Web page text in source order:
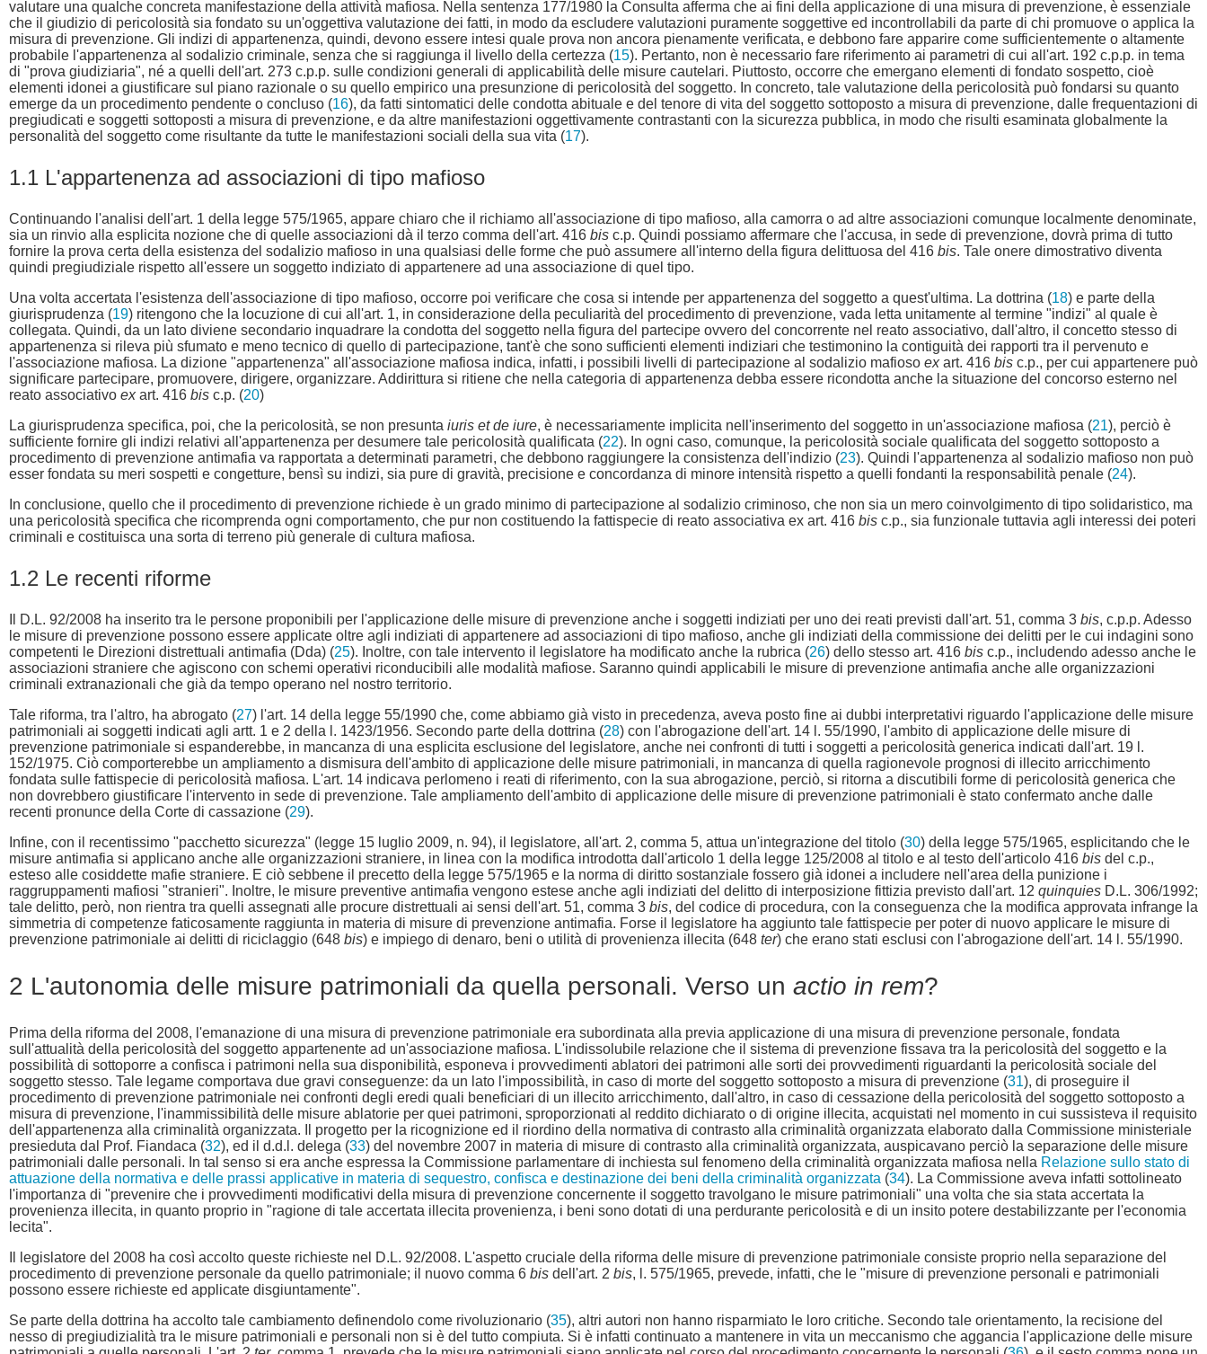
valutare una qualche concreta manifestazione della attività mafiosa. Nella sentenza 177/1980 la Consulta afferma che ai fini della applicazione di una misura di prevenzione, è essenziale
che il giudizio di pericolosità sia fondato su un'oggettiva valutazione dei fatti, in modo da escludere valutazioni puramente soggettive ed incontrollabili da parte di chi promuove o applica la
misura di prevenzione. Gli indizi di appartenenza, quindi, devono essere intesi quale prova non ancora pienamente verificata, e debbono fare apparire come sufficientemente o altamente
probabile l'appartenenza al sodalizio criminale, senza che si raggiunga il livello della certezza (15). Pertanto, non è necessario fare riferimento ai parametri di cui all'art. 192 c.p.p. in tema
di "prova giudiziaria", né a quelli dell'art. 273 c.p.p. sulle condizioni generali di applicabilità delle misure cautelari. Piuttosto, occorre che emergano elementi di fondato sospetto, cioè
elementi idonei a giustificare sul piano razionale o su quello empirico una presunzione di pericolosità del soggetto. In concreto, tale valutazione della pericolosità può fondarsi su quanto
emerge da un procedimento pendente o concluso (16), da fatti sintomatici delle condotta abituale e del tenore di vita del soggetto sottoposto a misura di prevenzione, dalle frequentazioni di
pregiudicati e soggetti sottoposti a misura di prevenzione, e da altre manifestazioni oggettivamente contrastanti con la sicurezza pubblica, in modo che risulti esaminata globalmente la
personalità del soggetto come risultante da tutte le manifestazioni sociali della sua vita (17).
1.1 L'appartenenza ad associazioni di tipo mafioso
Continuando l'analisi dell'art. 1 della legge 575/1965, appare chiaro che il richiamo all'associazione di tipo mafioso, alla camorra o ad altre associazioni comunque localmente denominate,
sia un rinvio alla esplicita nozione che di quelle associazioni dà il terzo comma dell'art. 416 bis c.p. Quindi possiamo affermare che l'accusa, in sede di prevenzione, dovrà prima di tutto
fornire la prova certa della esistenza del sodalizio mafioso in una qualsiasi delle forme che può assumere all'interno della figura delittuosa del 416 bis. Tale onere dimostrativo diventa
quindi pregiudiziale rispetto all'essere un soggetto indiziato di appartenere ad una associazione di quel tipo.
Una volta accertata l'esistenza dell'associazione di tipo mafioso, occorre poi verificare che cosa si intende per appartenenza del soggetto a quest'ultima. La dottrina (18) e parte della
giurisprudenza (19) ritengono che la locuzione di cui all'art. 1, in considerazione della peculiarità del procedimento di prevenzione, vada letta unitamente al termine "indizi" al quale è
collegata. Quindi, da un lato diviene secondario inquadrare la condotta del soggetto nella figura del partecipe ovvero del concorrente nel reato associativo, dall'altro, il concetto stesso di
appartenenza si rileva più sfumato e meno tecnico di quello di partecipazione, tant'è che sono sufficienti elementi indiziari che testimonino la contiguità dei rapporti tra il pervenuto e
l'associazione mafiosa. La dizione "appartenenza" all'associazione mafiosa indica, infatti, i possibili livelli di partecipazione al sodalizio mafioso exart. 416 bis c.p., per cui appartenere può
significare partecipare, promuovere, dirigere, organizzare. Addirittura si ritiene che nella categoria di appartenenza debba essere ricondotta anche la situazione del concorso esterno nel
reato associativo exart. 416 bis c.p. (20)
La giurisprudenza specifica, poi, che la pericolosità, se non presunta iuris et de iure, è necessariamente implicita nell'inserimento del soggetto in un'associazione mafiosa (21), perciò è
sufficiente fornire gli indizi relativi all'appartenenza per desumere tale pericolosità qualificata (22). In ogni caso, comunque, la pericolosità sociale qualificata del soggetto sottoposto a
procedimento di prevenzione antimafia va rapportata a determinati parametri, che debbono raggiungere la consistenza dell'indizio (23). Quindi l'appartenenza al sodalizio mafioso non può
esser fondata su meri sospetti e congetture, bensì su indizi, sia pure di gravità, precisione e concordanza di minore intensità rispetto a quelli fondanti la responsabilità penale (24).
In conclusione, quello che il procedimento di prevenzione richiede è un grado minimo di partecipazione al sodalizio criminoso, che non sia un mero coinvolgimento di tipo solidaristico, ma
una pericolosità specifica che ricomprenda ogni comportamento, che pur non costituendo la fattispecie di reato associativa ex art. 416 bis c.p., sia funzionale tuttavia agli interessi dei poteri
criminali e costituisca una sorta di terreno più generale di cultura mafiosa.
1.2 Le recenti riforme
Il D.L. 92/2008 ha inserito tra le persone proponibili per l'applicazione delle misure di prevenzione anche i soggetti indiziati per uno dei reati previsti dall'art. 51, comma 3 bis, c.p.p. Adesso
le misure di prevenzione possono essere applicate oltre agli indiziati di appartenere ad associazioni di tipo mafioso, anche gli indiziati della commissione dei delitti per le cui indagini sono
competenti le Direzioni distrettuali antimafia (Dda) (25). Inoltre, con tale intervento il legislatore ha modificato anche la rubrica (26) dello stesso art. 416 bis c.p., includendo adesso anche le
associazioni straniere che agiscono con schemi operativi riconducibili alle modalità mafiose. Saranno quindi applicabili le misure di prevenzione antimafia anche alle organizzazioni
criminali extranazionali che già da tempo operano nel nostro territorio.
Tale riforma, tra l'altro, ha abrogato (27) l'art. 14 della legge 55/1990 che, come abbiamo già visto in precedenza, aveva posto fine ai dubbi interpretativi riguardo l'applicazione delle misure
patrimoniali ai soggetti indicati agli artt. 1 e 2 della l. 1423/1956. Secondo parte della dottrina (28) con l'abrogazione dell'art. 14 l. 55/1990, l'ambito di applicazione delle misure di
prevenzione patrimoniale si espanderebbe, in mancanza di una esplicita esclusione del legislatore, anche nei confronti di tutti i soggetti a pericolosità generica indicati dall'art. 19 l.
152/1975. Ciò comporterebbe un ampliamento a dismisura dell'ambito di applicazione delle misure patrimoniali, in mancanza di quella ragionevole prognosi di illecito arricchimento
fondata sulle fattispecie di pericolosità mafiosa. L'art. 14 indicava perlomeno i reati di riferimento, con la sua abrogazione, perciò, si ritorna a discutibili forme di pericolosità generica che
non dovrebbero giustificare l'intervento in sede di prevenzione. Tale ampliamento dell'ambito di applicazione delle misure di prevenzione patrimoniali è stato confermato anche dalle
recenti pronunce della Corte di cassazione (29).
Infine, con il recentissimo "pacchetto sicurezza" (legge 15 luglio 2009, n. 94), il legislatore, all'art. 2, comma 5, attua un'integrazione del titolo (30) della legge 575/1965, esplicitando che le
misure antimafia si applicano anche alle organizzazioni straniere, in linea con la modifica introdotta dall'articolo 1 della legge 125/2008 al titolo e al testo dell'articolo 416 bis del c.p.,
esteso alle cosiddette mafie straniere. E ciò sebbene il precetto della legge 575/1965 e la norma di diritto sostanziale fossero già idonei a includere nell'area della punizione i
raggruppamenti mafiosi "stranieri". Inoltre, le misure preventive antimafia vengono estese anche agli indiziati del delitto di interposizione fittizia previsto dall'art. 12 quinquies D.L. 306/1992;
tale delitto, però, non rientra tra quelli assegnati alle procure distrettuali ai sensi dell'art. 51, comma 3 bis, del codice di procedura, con la conseguenza che la modifica approvata infrange la
simmetria di competenze faticosamente raggiunta in materia di misure di prevenzione antimafia. Forse il legislatore ha aggiunto tale fattispecie per poter di nuovo applicare le misure di
prevenzione patrimoniale ai delitti di riciclaggio (648 bis) e impiego di denaro, beni o utilità di provenienza illecita (648 ter) che erano stati esclusi con l'abrogazione dell'art. 14 l. 55/1990.
2 L'autonomia delle misure patrimoniali da quella personali. Verso un actio in rem?
Prima della riforma del 2008, l'emanazione di una misura di prevenzione patrimoniale era subordinata alla previa applicazione di una misura di prevenzione personale, fondata
sull'attualità della pericolosità del soggetto appartenente ad un'associazione mafiosa. L'indissolubile relazione che il sistema di prevenzione fissava tra la pericolosità del soggetto e la
possibilità di sottoporre a confisca i patrimoni nella sua disponibilità, esponeva i provvedimenti ablatori dei patrimoni alle sorti dei provvedimenti riguardanti la pericolosità sociale del
soggetto stesso. Tale legame comportava due gravi conseguenze: da un lato l'impossibilità, in caso di morte del soggetto sottoposto a misura di prevenzione (31), di proseguire il
procedimento di prevenzione patrimoniale nei confronti degli eredi quali beneficiari di un illecito arricchimento, dall'altro, in caso di cessazione della pericolosità del soggetto sottoposto a
misura di prevenzione, l'inammissibilità delle misure ablatorie per quei patrimoni, sproporzionati al reddito dichiarato o di origine illecita, acquistati nel momento in cui sussisteva il requisito
dell'appartenenza alla criminalità organizzata. Il progetto per la ricognizione ed il riordino della normativa di contrasto alla criminalità organizzata elaborato dalla Commissione ministeriale
presieduta dal Prof. Fiandaca (32), ed il d.d.l. delega (33) del novembre 2007 in materia di misure di contrasto alla criminalità organizzata, auspicavano perciò la separazione delle misure
patrimoniali dalle personali. In tal senso si era anche espressa la Commissione parlamentare di inchiesta sul fenomeno della criminalità organizzata mafiosa nella Relazione sullo stato di
attuazione della normativa e delle prassi applicative in materia di sequestro, confisca e destinazione dei beni della criminalità organizzata (34). La Commissione aveva infatti sottolineato
l'importanza di "prevenire che i provvedimenti modificativi della misura di prevenzione concernente il soggetto travolgano le misure patrimoniali" una volta che sia stata accertata la
provenienza illecita, in quanto proprio in "ragione di tale accertata illecita provenienza, i beni sono dotati di una perdurante pericolosità e di un insito potere destabilizzante per l'economia
lecita".
Il legislatore del 2008 ha così accolto queste richieste nel D.L. 92/2008. L'aspetto cruciale della riforma delle misure di prevenzione patrimoniale consiste proprio nella separazione del
procedimento di prevenzione personale da quello patrimoniale; il nuovo comma 6 bis dell'art. 2 bis, l. 575/1965, prevede, infatti, che le "misure di prevenzione personali e patrimoniali
possono essere richieste ed applicate disgiuntamente".
Se parte della dottrina ha accolto tale cambiamento definendolo come rivoluzionario (35), altri autori non hanno risparmiato le loro critiche. Secondo tale orientamento, la recisione del
nesso di pregiudizialità tra le misure patrimoniali e personali non si è del tutto compiuta. Si è infatti continuato a mantenere in vita un meccanismo che aggancia l'applicazione delle misure